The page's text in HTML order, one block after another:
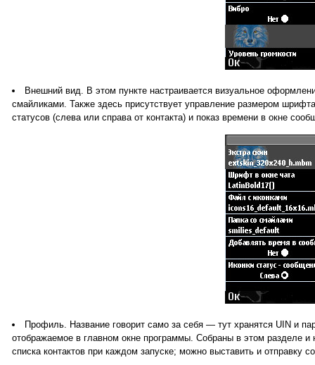
Внешний вид. В этом пункте настраивается визуальное
смайликами. Также здесь присутствует управление размером
статусов (слева или справа от контакта) и показ времени в окне
Профиль. Название говорит само за себя — тут хранятся UIN и
отображаемое в главном окне программы. Собраны в этом разделе
списка контактов при каждом запуске; можно выставить и отправку